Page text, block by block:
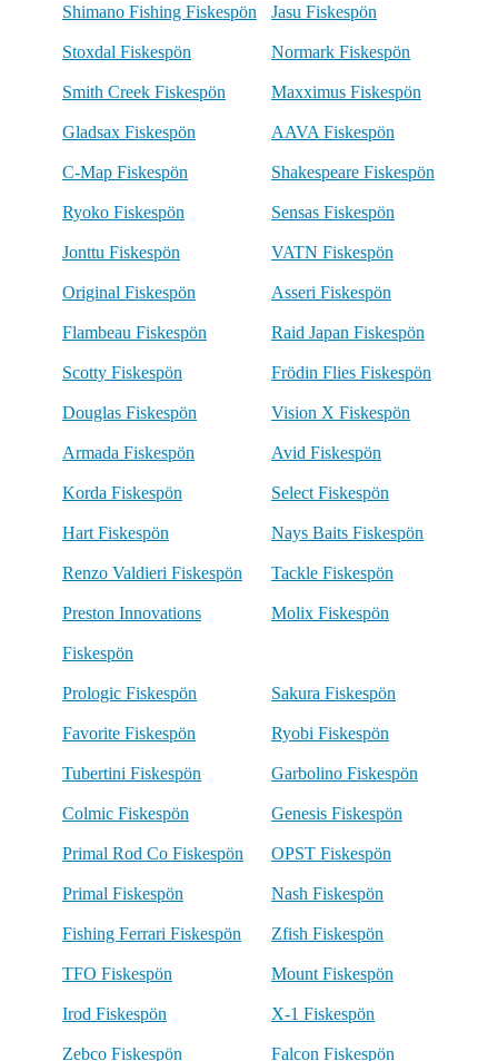
Shimano Fishing Fiskespön Jasu Fiskespön
Stoxdal Fiskespön Normark Fiskespön
Smith Creek Fiskespön Maxximus Fiskespön
Gladsax Fiskespön AAVA Fiskespön
C-Map Fiskespön Shakespeare Fiskespön
Ryoko Fiskespön Sensas Fiskespön
Jonttu Fiskespön VATN Fiskespön
Original Fiskespön Asseri Fiskespön
Flambeau Fiskespön Raid Japan Fiskespön
Scotty Fiskespön Frödin Flies Fiskespön
Douglas Fiskespön Vision X Fiskespön
Armada Fiskespön Avid Fiskespön
Korda Fiskespön Select Fiskespön
Hart Fiskespön Nays Baits Fiskespön
Renzo Valdieri Fiskespön Tackle Fiskespön
Preston Innovations
Fiskespön
Molix Fiskespön
Prologic Fiskespön Sakura Fiskespön
Favorite Fiskespön Ryobi Fiskespön
Tubertini Fiskespön Garbolino Fiskespön
Colmic Fiskespön Genesis Fiskespön
Primal Rod Co Fiskespön OPST Fiskespön
Primal Fiskespön Nash Fiskespön
Fishing Ferrari Fiskespön Zfish Fiskespön
TFO Fiskespön Mount Fiskespön
Irod Fiskespön X-1 Fiskespön
Zebco Fiskespön Falcon Fiskespön